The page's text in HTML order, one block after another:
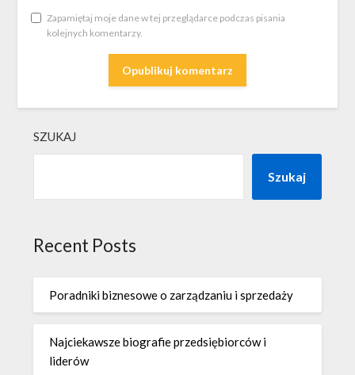
Zapamiętaj moje dane w tej przeglądarce podczas pisania
kolejnych komentarzy.
SZUKAJ
Szukaj
Recent Posts
Poradniki biznesowe o zarządzaniu i sprzedaży
Najciekawsze biografie przedsiębiorców i
liderów